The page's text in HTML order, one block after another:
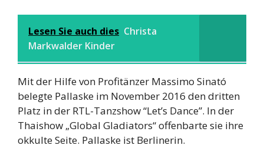
Lesen Sie auch dies Christa
Markwalder Kinder
Mit der Hilfe von Profitänzer Massimo Sinató
belegte Pallaske im November 2016 den dritten
Platz in der RTL-Tanzshow “Let’s Dance”. In der
Thaishow „Global Gladiators“ offenbarte sie ihre
okkulte Seite. Pallaske ist Berlinerin.